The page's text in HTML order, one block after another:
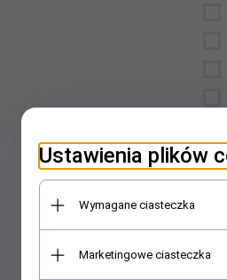
Ustawienia plików
Wymagane ciasteczka
Marketingowe ciasteczka